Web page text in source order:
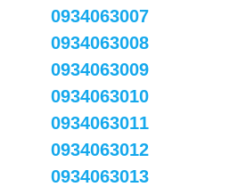
0934063007
0934063008
0934063009
0934063010
0934063011
0934063012
0934063013